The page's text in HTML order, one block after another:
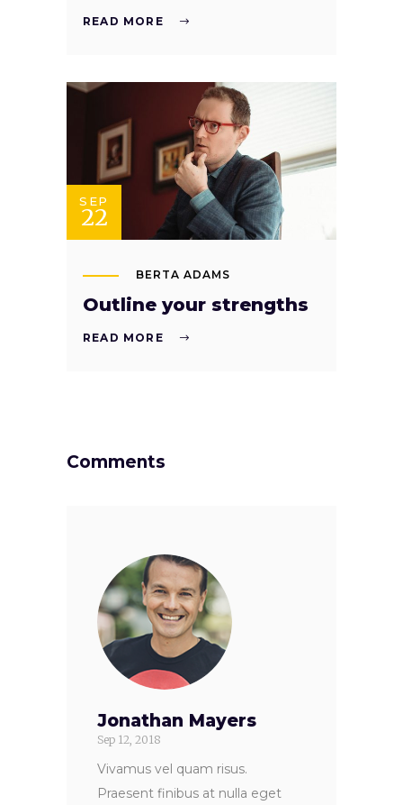
READ MORE
SEP
22
BERTA ADAMS
Outline your strengths
READ MORE
Comments
Jonathan Mayers
Sep 12, 2018
Vivamus vel quam risus.
Praesent finibus at nulla eget